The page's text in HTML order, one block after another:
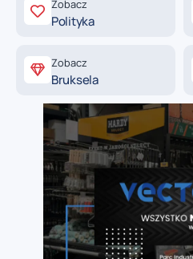
Zobacz
Polityka
Zobacz
Bruksela